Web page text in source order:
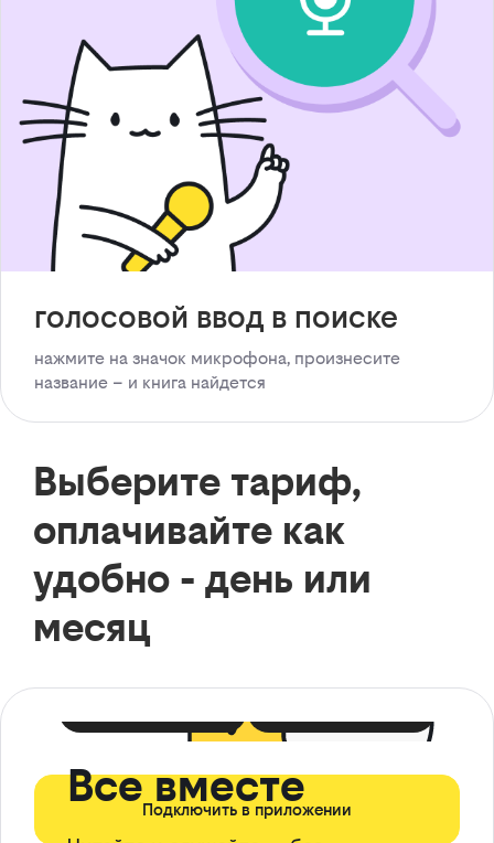
голосовой ввод в поиске
нажмите на значок микрофона, произнесите
название – и книга найдется
Выберите тариф,
оплачивайте как
удобно - день или
месяц
Все вместе
Подключить в приложении